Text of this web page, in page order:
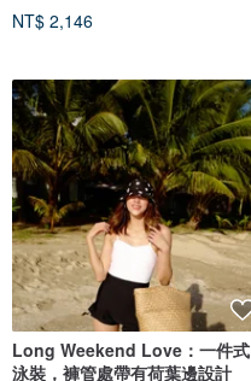
NT$ 2,146
Long Weekend Love：一件式
泳裝，褲管處帶有荷葉邊設計